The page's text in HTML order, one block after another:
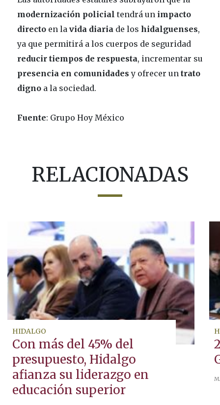
modernización policial tendrá un impacto
directo en la vida diaria de los hidalguenses,
ya que permitirá a los cuerpos de seguridad
reducir tiempos de respuesta, incrementar su
presencia en comunidades y ofrecer un trato
digno a la sociedad.
Fuente: Grupo Hoy México
RELACIONADAS
HIDALGO
Con más del 45% del
presupuesto, Hidalgo
afianza su liderazgo en
educación superior